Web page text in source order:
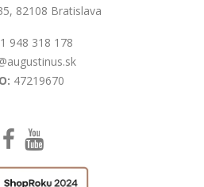
82108 Bratislava
948 318 178
47219670